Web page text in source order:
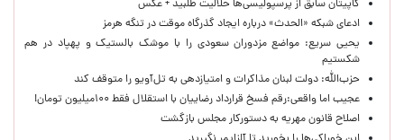
کاپیتان سابق از پرسپولیسی‌ها حلالیت طلبید + عکس
ادعای شبکه «الحدث» درباره ایجاد گذرگاه موقت در تنگه هرمز
یحیی سریع: مواضع مزدوران سعودی را با موشک بالستیک و پهپاد در هم
شکستیم
حزب‌الله: دولت لبنان مذاکرات و امتیازدهی به تل‌آویو را متوقف کند
عجیب اما واقعی:رقم فسخ قرارداد رضاییان با استقلال فقط ۱۰۰میلیون تومان!
اصلاح قانون مهریه به دستورکار مجلس بازگشت